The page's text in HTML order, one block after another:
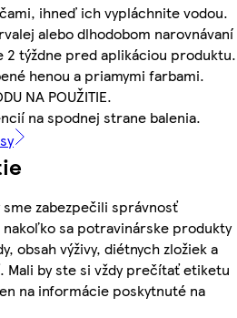
ihneď ich vypláchnite vodou.
alebo dlhodobom narovnávaní
2 týždne pred aplikáciou produktu.
henou a priamymi farbami.
NA POUŽITIE.
na spodnej strane balenia.
zabezpečili správnosť
sa potravinárske produkty
obsah výživy, diétnych zložiek a
Mali by ste si vždy prečítať etiketu
na informácie poskytnuté na